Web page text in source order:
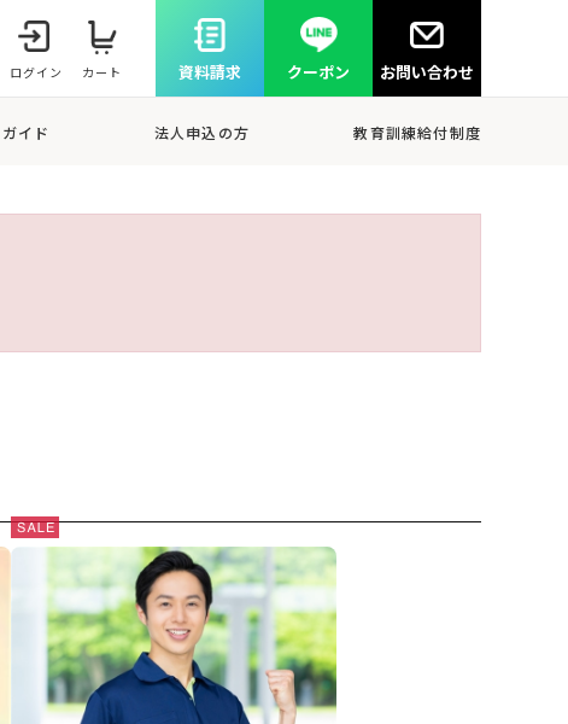
ログイン カート 資料請求 クーポン お問い合わせ
イド 法人申込の方 教育訓練給付制度